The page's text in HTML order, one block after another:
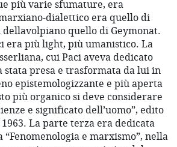
più varie sfumature, era
dialettico era quello di
quello di Geymonat.
era più light, più umanistico. La
cui Paci aveva dedicato
presa e trasformata da lui in
epistemologizzante e più aperta
più organico si deve considerare
e significato dell’uomo”, edito
La parte terza era dedicata
e marxismo”, nella